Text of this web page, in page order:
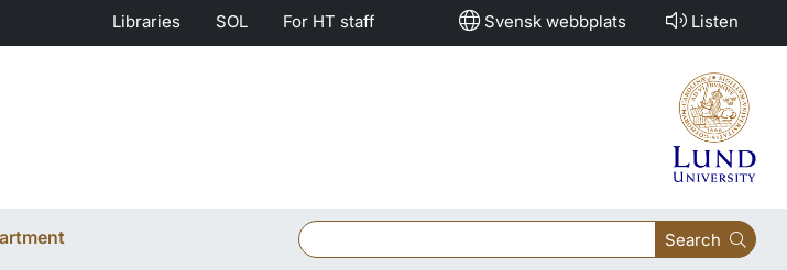
Libraries SOL For HT staff Svensk webbplats Listen
Search